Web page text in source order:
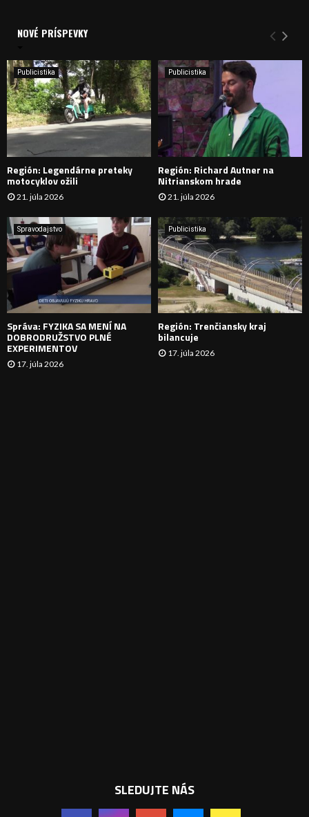
i
e
:
Y
H
D
A
N
I
E
NOVÉ PRÍSPEVKY
Publicistika
Región: Legendárne preteky
motocyklov ožili
21. júla 2026
Publicistika
Región: Richard Autner na
Nitrianskom hrade
21. júla 2026
Spravodajstvo
Správa: FYZIKA SA MENÍ NA
DOBRODRUŽSTVO PLNÉ
EXPERIMENTOV
17. júla 2026
Publicistika
Región: Trenčiansky kraj
bilancuje
17. júla 2026
SLEDUJTE NÁS